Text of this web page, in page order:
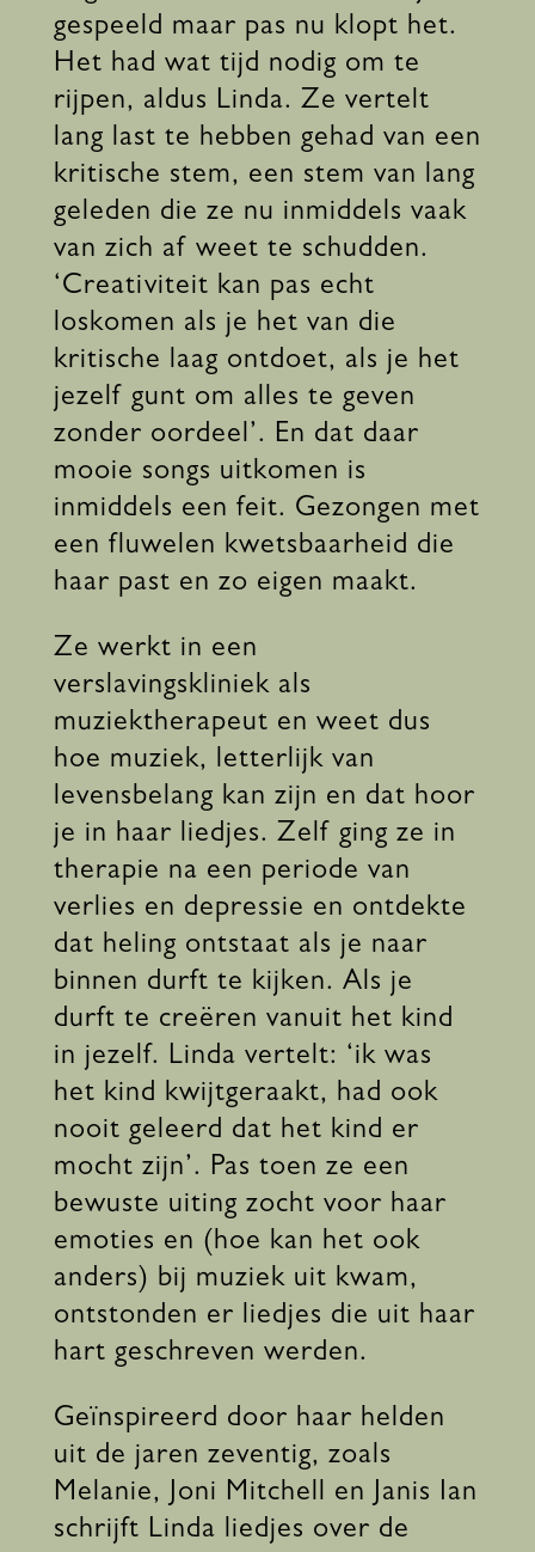
gespeeld maar pas nu klopt het.
Het had wat tijd nodig om te
rijpen, aldus Linda. Ze vertelt
lang last te hebben gehad van een
kritische stem, een stem van lang
geleden die ze nu inmiddels vaak
van zich af weet te schudden.
‘Creativiteit kan pas echt
loskomen als je het van die
kritische laag ontdoet, als je het
jezelf gunt om alles te geven
zonder oordeel’. En dat daar
mooie songs uitkomen is
inmiddels een feit. Gezongen met
een fluwelen kwetsbaarheid die
haar past en zo eigen maakt.
Ze werkt in een
verslavingskliniek als
muziektherapeut en weet dus
hoe muziek, letterlijk van
levensbelang kan zijn en dat hoor
je in haar liedjes. Zelf ging ze in
therapie na een periode van
verlies en depressie en ontdekte
dat heling ontstaat als je naar
binnen durft te kijken. Als je
durft te creëren vanuit het kind
in jezelf. Linda vertelt: ‘ik was
het kind kwijtgeraakt, had ook
nooit geleerd dat het kind er
mocht zijn’. Pas toen ze een
bewuste uiting zocht voor haar
emoties en (hoe kan het ook
anders) bij muziek uit kwam,
ontstonden er liedjes die uit haar
hart geschreven werden.
Geïnspireerd door haar helden
uit de jaren zeventig, zoals
Melanie, Joni Mitchell en Janis Ian
schrijft Linda liedjes over de